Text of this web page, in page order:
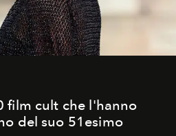
film cult che l'hanno
del suo 51esimo